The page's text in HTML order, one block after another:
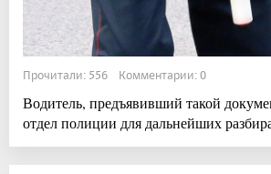
Прочитали: 556 Комментарии: 0
Водитель, предъявивший такой
отдел полиции для дальнейших